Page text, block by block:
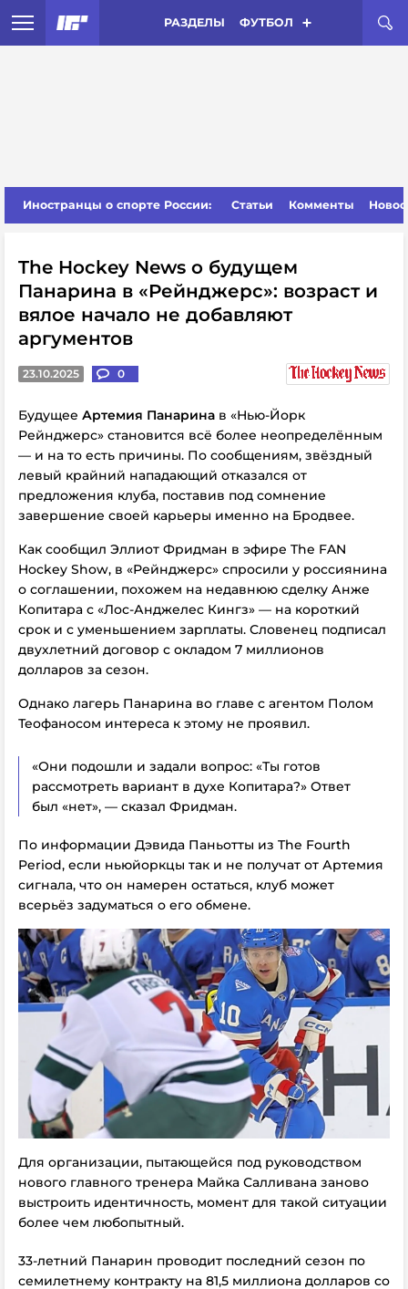
РАЗДЕЛЫ ФУТБОЛ
Иностранцы о спорте России: Статьи Комменты
The Hockey News о будущем
Панарина в «Рейнджерс»: возраст и
вялое начало не добавляют
аргументов
23.10.2025 0
Будущее Артемия Панарина в «Нью-Йорк
Рейнджерс» становится всё более неопределённым
— и на то есть причины. По сообщениям, звёздный
левый крайний нападающий отказался от
предложения клуба, поставив под сомнение
завершение своей карьеры именно на Бродвее.
Как сообщил Эллиот Фридман в эфире The FAN
Hockey Show, в «Рейнджерс» спросили у россиянина
о соглашении, похожем на недавнюю сделку Анже
Копитара с «Лос-Анджелес Кингз» — на короткий
срок и с уменьшением зарплаты. Словенец подписал
двухлетний договор с окладом 7 миллионов
долларов за сезон.
Однако лагерь Панарина во главе с агентом Полом
Теофаносом интереса к этому не проявил.
«Они подошли и задали вопрос: «Ты готов
рассмотреть вариант в духе Копитара?» Ответ
был «нет», — сказал Фридман.
По информации Дэвида Паньотты из The Fourth
Period, если ньюйоркцы так и не получат от Артемия
сигнала, что он намерен остаться, клуб может
всерьёз задуматься о его обмене.
Для организации, пытающейся под руководством
нового главного тренера Майка Салливана заново
выстроить идентичность, момент для такой ситуации
более чем любопытный.
33-летний Панарин проводит последний сезон по
семилетнему контракту на 81,5 миллиона долларов со